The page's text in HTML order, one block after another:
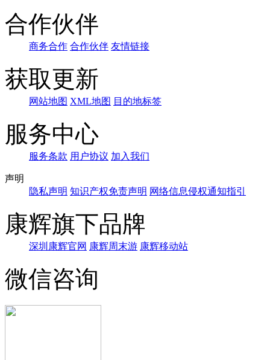
合作伙伴
商务合作 合作伙伴 友情链接
获取更新
网站地图 XML地图 目的地标签
服务中心
服务条款 用户协议 加入我们
声明
隐私声明 知识产权免责声明 网络信息侵权通知指引
康辉旗下品牌
深圳康辉官网 康辉周末游 康辉移动站
微信咨询